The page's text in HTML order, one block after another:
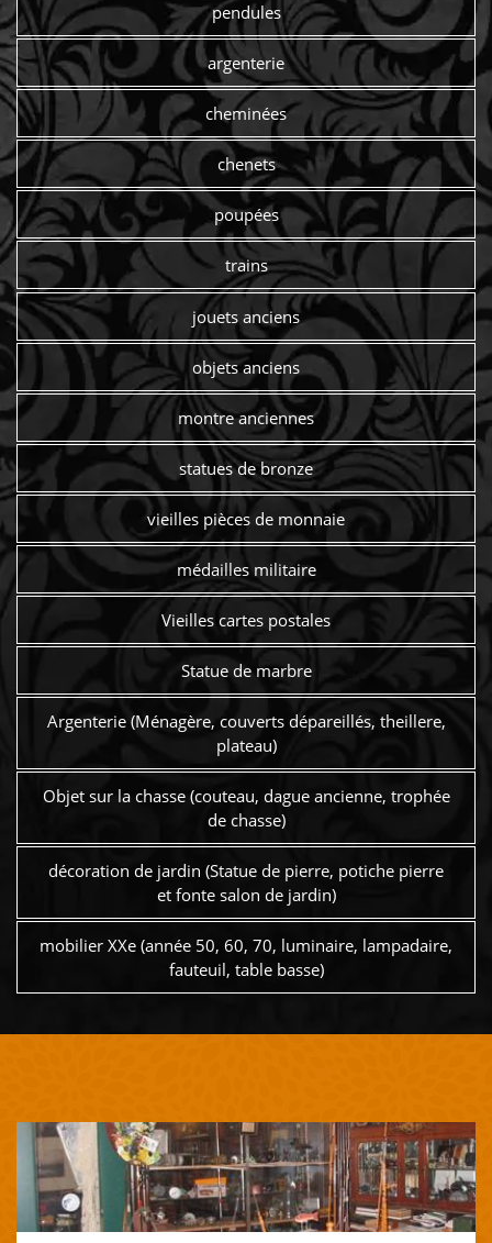
pendules
argenterie
cheminées
chenets
poupées
trains
jouets anciens
objets anciens
montre anciennes
statues de bronze
vieilles pièces de monnaie
médailles militaire
Vieilles cartes postales
Statue de marbre
Argenterie (Ménagère, couverts dépareillés, theillere,
plateau)
Objet sur la chasse (couteau, dague ancienne, trophée
de chasse)
décoration de jardin (Statue de pierre, potiche pierre
et fonte salon de jardin)
mobilier XXe (année 50, 60, 70, luminaire, lampadaire,
fauteuil, table basse)